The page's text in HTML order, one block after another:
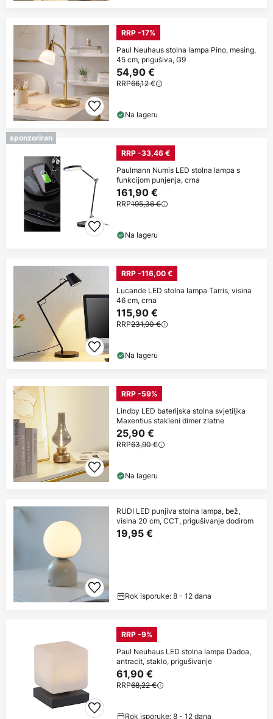
RRP -17%
Paul Neuhaus stolna lampa Pino, mesing,
45 cm, prigušiva, G9
54,90 €
RRP66,12 €
Na lageru
sponzoriran
RRP -33,46 €
Paulmann Numis LED stolna lampa s
funkcijom punjenja, crna
161,90 €
RRP195,36 €
Na lageru
RRP -116,00 €
Lucande LED stolna lampa Tarris, visina
46 cm, crna
115,90 €
RRP231,90 €
Na lageru
RRP -59%
Lindby LED baterijska stolna svjetiljka
Maxentius stakleni dimer zlatne
25,90 €
RRP63,90 €
Na lageru
RUDI LED punjiva stolna lampa, bež,
visina 20 cm, CCT, prigušivanje dodirom
19,95 €
Rok isporuke: 8 - 12 dana
RRP -9%
Paul Neuhaus LED stolna lampa Dadoa,
antracit, staklo, prigušivanje
61,90 €
RRP68,22 €
Rok isporuke: 8 - 12 dana